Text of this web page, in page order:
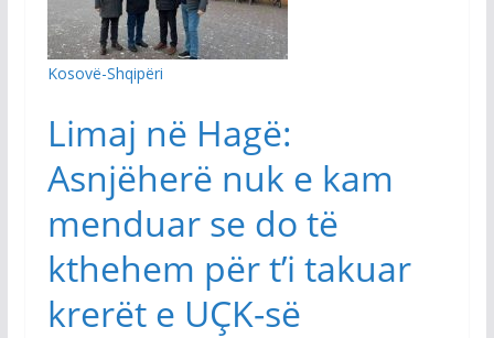
Kosovë-Shqipëri
Limaj në Hagë:
Asnjëherë nuk e kam
menduar se do të
kthehem për t’i takuar
krerët e UÇK-së